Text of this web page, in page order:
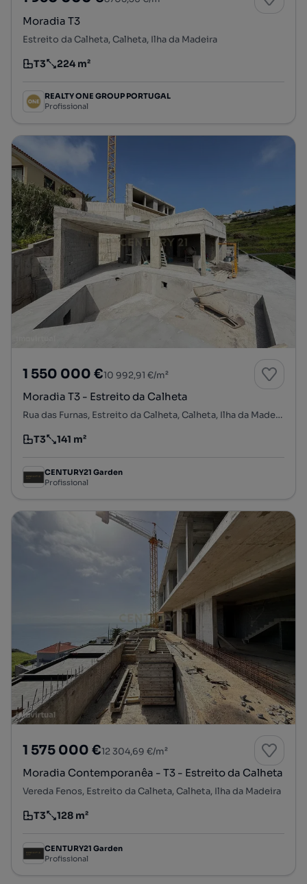
Moradia T3
Estreito da Calheta, Calheta, Ilha da Madeira
Tipologia
T3
Preço por metro quadrado
224 m²
REALTY ONE GROUP PORTUGAL
Profissional
1 550 000 €10 992,91 €/m²
Moradia T3 - Estreito da Calheta
Rua das Furnas, Estreito da Calheta, Calheta, Ilha da Madeira
Tipologia
T3
Preço por metro quadrado
141 m²
CENTURY21 Garden
Profissional
1 575 000 €12 304,69 €/m²
Moradia Contemporanêa - T3 - Estreito da Calheta
Vereda Fenos, Estreito da Calheta, Calheta, Ilha da Madeira
Tipologia
T3
Preço por metro quadrado
128 m²
CENTURY21 Garden
Profissional